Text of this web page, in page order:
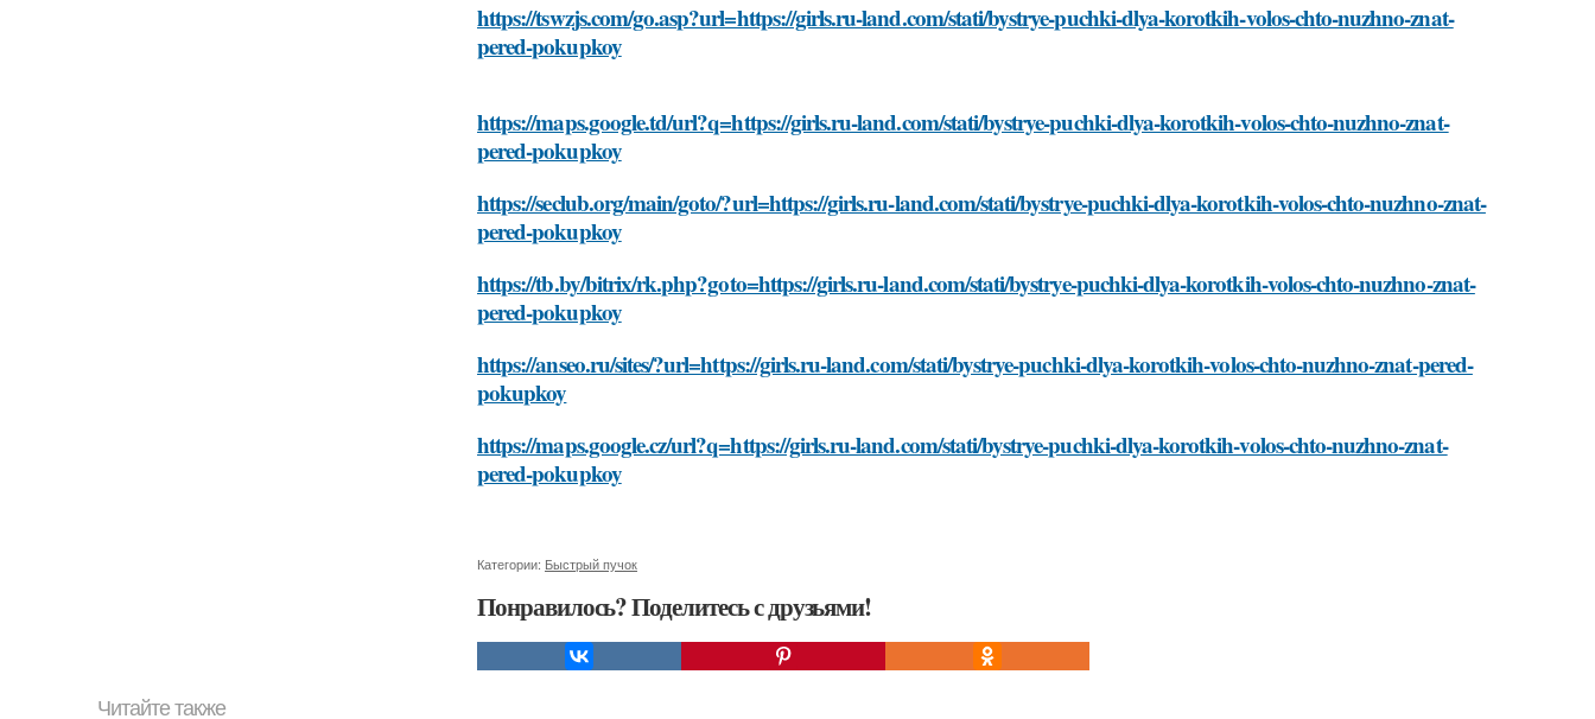
https://tswzjs.com/go.asp?url=https://girls.ru-land.com/stati/bystrye-puchki-dlya-korotkih-volos-chto-nuzhno-znat-
pered-pokupkoy
https://maps.google.td/url?q=https://girls.ru-land.com/stati/bystrye-puchki-dlya-korotkih-volos-chto-nuzhno-znat-
pered-pokupkoy
https://seclub.org/main/goto/?url=https://girls.ru-land.com/stati/bystrye-puchki-dlya-korotkih-volos-chto-nuzhno-znat-
pered-pokupkoy
https://tb.by/bitrix/rk.php?goto=https://girls.ru-land.com/stati/bystrye-puchki-dlya-korotkih-volos-chto-nuzhno-znat-
pered-pokupkoy
https://anseo.ru/sites/?url=https://girls.ru-land.com/stati/bystrye-puchki-dlya-korotkih-volos-chto-nuzhno-znat-pered-
pokupkoy
https://maps.google.cz/url?q=https://girls.ru-land.com/stati/bystrye-puchki-dlya-korotkih-volos-chto-nuzhno-znat-
pered-pokupkoy
Категории: Быстрый пучок
Понравилось? Поделитесь с друзьями!
Читайте также